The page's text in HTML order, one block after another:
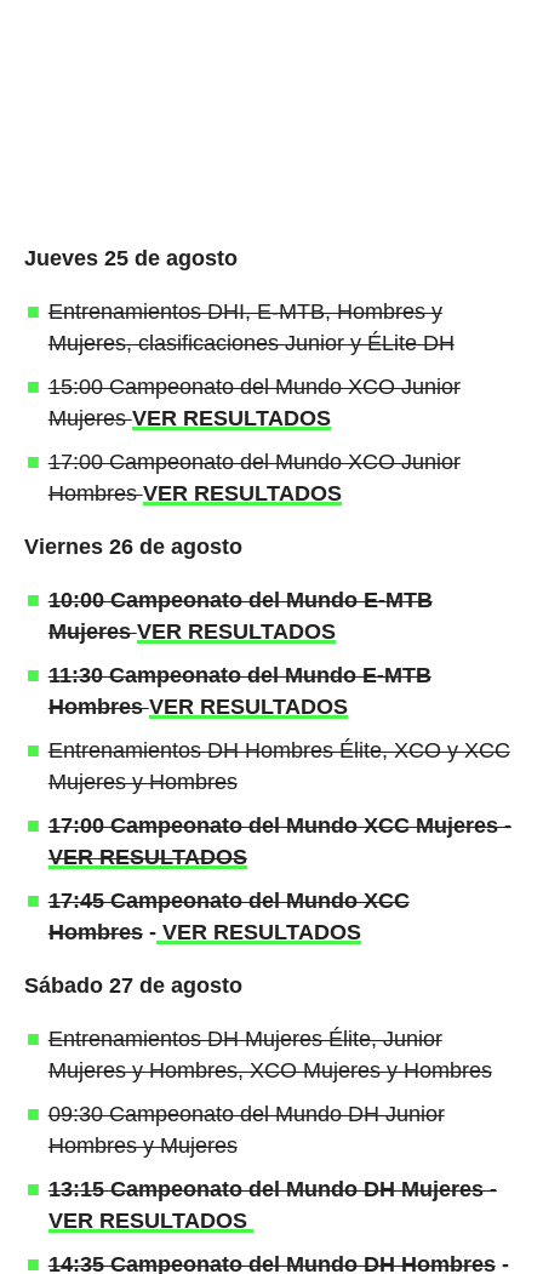
Jueves 25 de agosto
Entrenamientos DHI, E-MTB, Hombres y
Mujeres, clasificaciones Junior y ÉLite DH
15:00 Campeonato del Mundo XCO Junior
MujeresVER RESULTADOS
17:00 Campeonato del Mundo XCO Junior
HombresVER RESULTADOS
Viernes 26 de agosto
10:00 Campeonato del Mundo E-MTB
MujeresVER RESULTADOS
11:30 Campeonato del Mundo E-MTB
HombresVER RESULTADOS
Entrenamientos DH Hombres Élite, XCO y XCC
Mujeres y Hombres
17:00 Campeonato del Mundo XCC Mujeres -
VER RESULTADOS
17:45 Campeonato del Mundo XCC
Hombres-VER RESULTADOS
Sábado 27 de agosto
Entrenamientos DH Mujeres Élite, Junior
Mujeres y Hombres, XCO Mujeres y Hombres
09:30 Campeonato del Mundo DH Junior
Hombres y Mujeres
13:15 Campeonato del Mundo DH Mujeres -
VER RESULTADOS
14:35 Campeonato del Mundo DH Hombres-